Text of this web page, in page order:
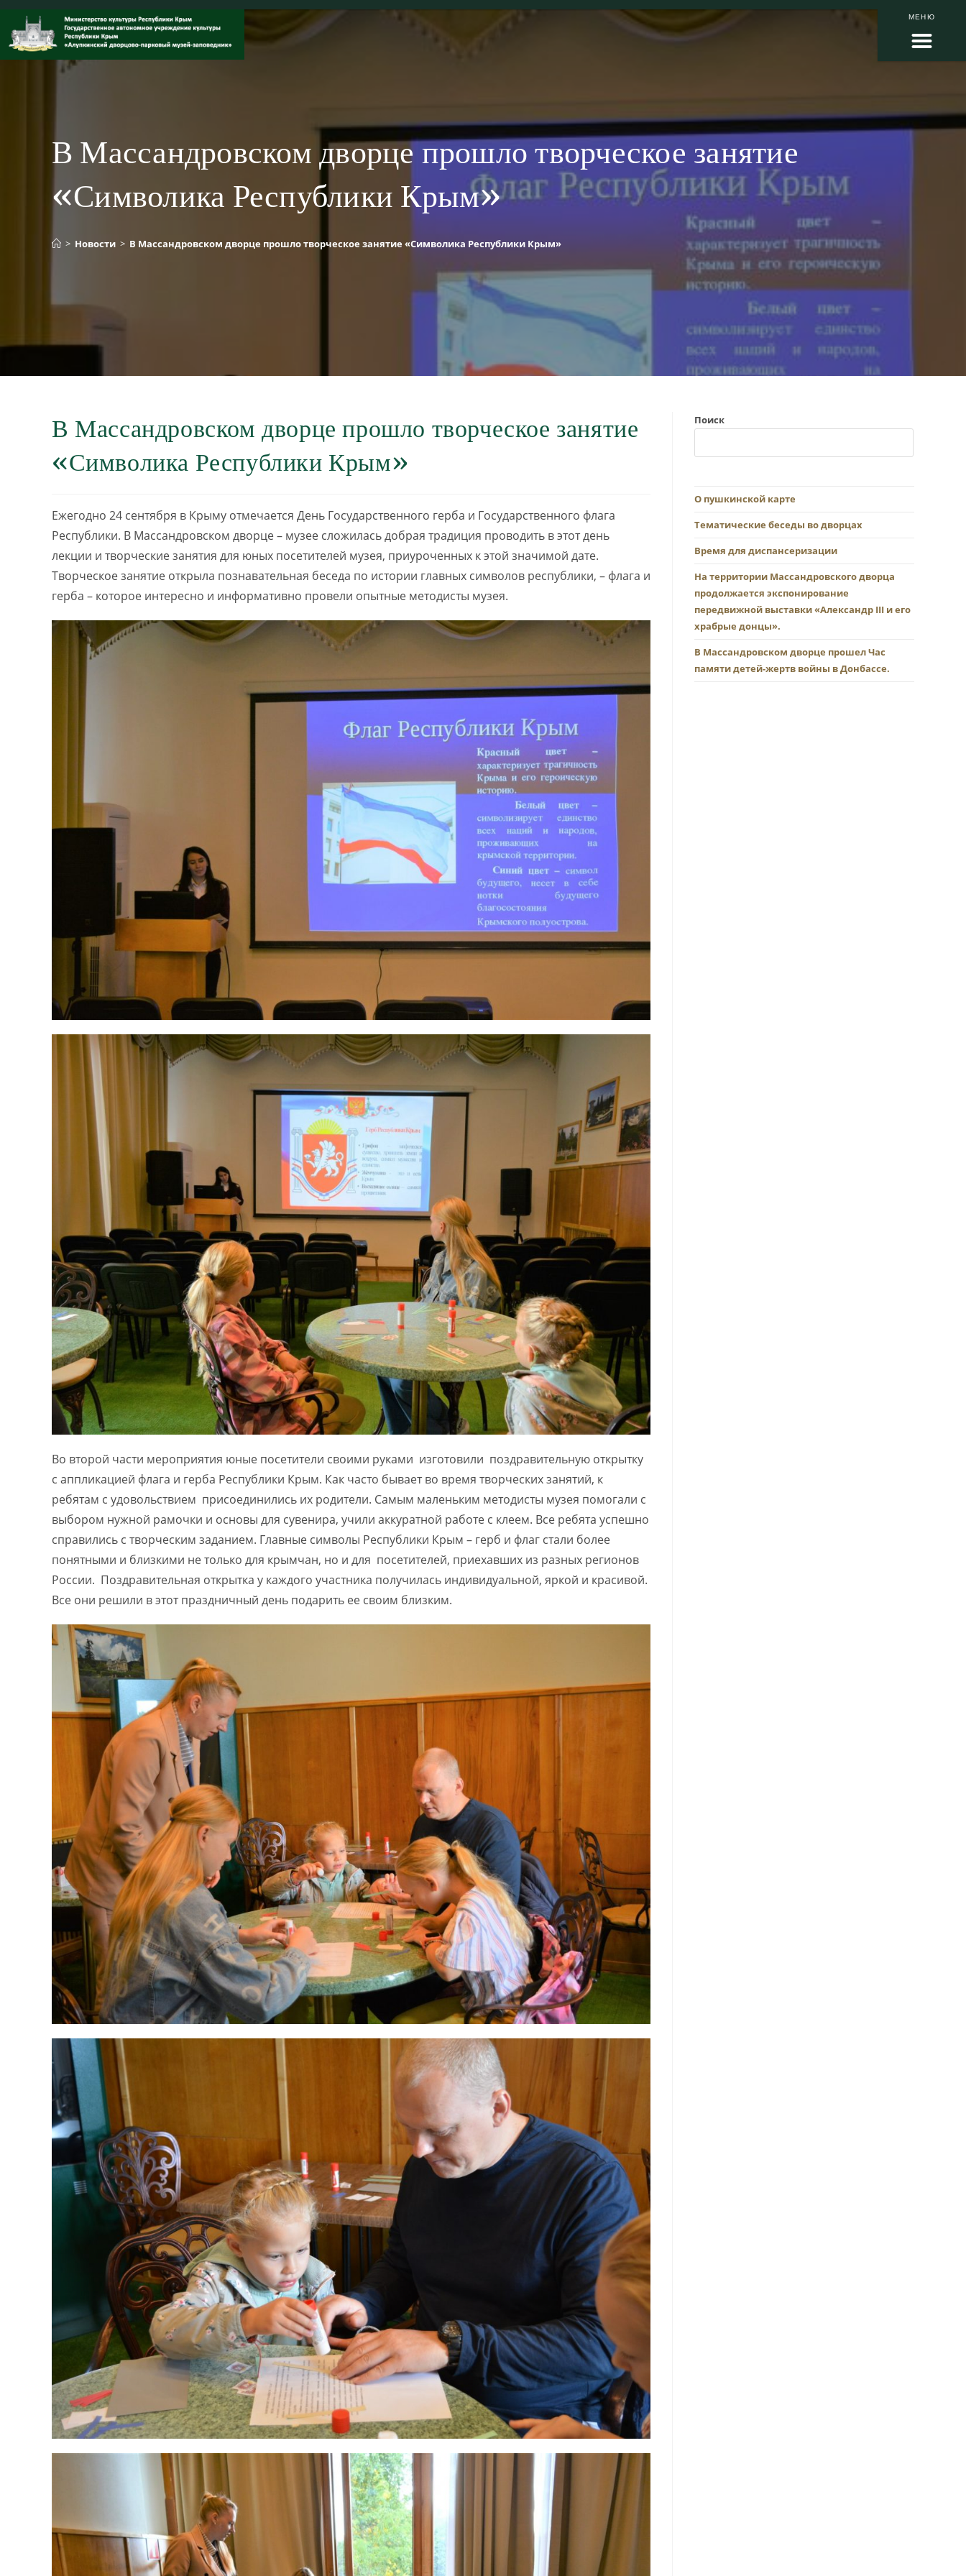
содержимому
МЕНЮ
В Массандровском дворце прошло творческое занятие
«Символика Республики Крым»
> Новости > В Массандровском дворце прошло творческое занятие «Символика Республики Крым»
В Массандровском дворце прошло творческое занятие
«Символика Республики Крым»
Ежегодно 24 сентября в Крыму отмечается День Государственного герба и Государственного флага
Республики. В Массандровском дворце – музее сложилась добрая традиция проводить в этот день
лекции и творческие занятия для юных посетителей музея, приуроченных к этой значимой дате.
Творческое занятие открыла познавательная беседа по истории главных символов республики, – флага и
герба – которое интересно и информативно провели опытные методисты музея.
Во второй части мероприятия юные посетители своими руками изготовили поздравительную открытку
с аппликацией флага и герба Республики Крым. Как часто бывает во время творческих занятий, к
ребятам с удовольствием присоединились их родители. Самым маленьким методисты музея помогали с
выбором нужной рамочки и основы для сувенира, учили аккуратной работе с клеем. Все ребята успешно
справились с творческим заданием. Главные символы Республики Крым – герб и флаг стали более
понятными и близкими не только для крымчан, но и для посетителей, приехавших из разных регионов
России. Поздравительная открытка у каждого участника получилась индивидуальной, яркой и красивой.
Все они решили в этот праздничный день подарить ее своим близким.
Поиск
О пушкинской карте
Тематические беседы во дворцах
Время для диспансеризации
На территории Массандровского дворца
продолжается экспонирование
передвижной выставки «Александр III и его
храбрые донцы».
В Массандровском дворце прошел Час
памяти детей-жертв войны в Донбассе.